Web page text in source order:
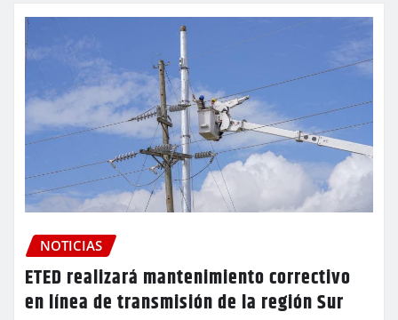
NOTICIAS
ETED realizará mantenimiento correctivo
en línea de transmisión de la región Sur